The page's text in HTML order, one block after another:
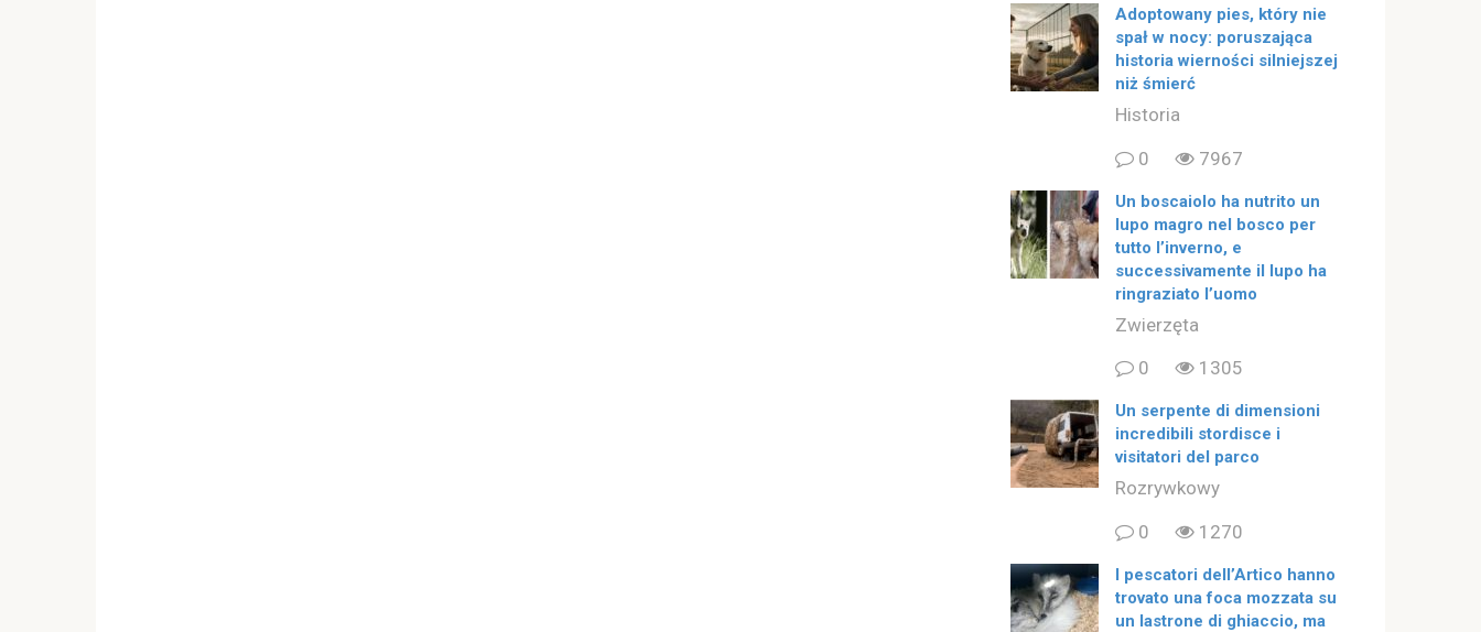
Adoptowany pies, który nie
spał w nocy: poruszająca
historia wierności silniejszej
niż śmierć
Historia
0
7967
Un boscaiolo ha nutrito un
lupo magro nel bosco per
tutto l’inverno, e
successivamente il lupo ha
ringraziato l’uomo
Zwierzęta
0
1305
Un serpente di dimensioni
incredibili stordisce i
visitatori del parco
Rozrywkowy
0
1270
I pescatori dell’Artico hanno
trovato una foca mozzata su
un lastrone di ghiaccio, ma